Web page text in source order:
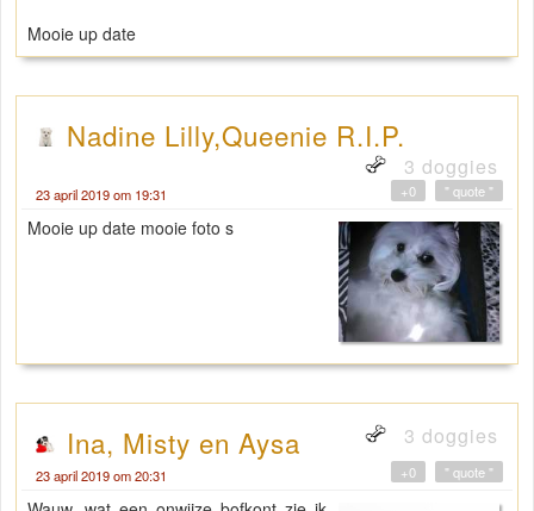
Mooie up date
Nadine Lilly,Queenie R.I.P.
3 doggies
23 april 2019 om 19:31 " quote "
+0
Mooie up date mooie foto s
Ina, Misty en Aysa 3 doggies
23 april 2019 om 20:31 " quote "
+0